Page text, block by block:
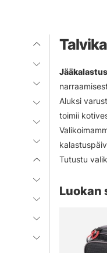
Aluksi
toimii
Tutustu
Luokan